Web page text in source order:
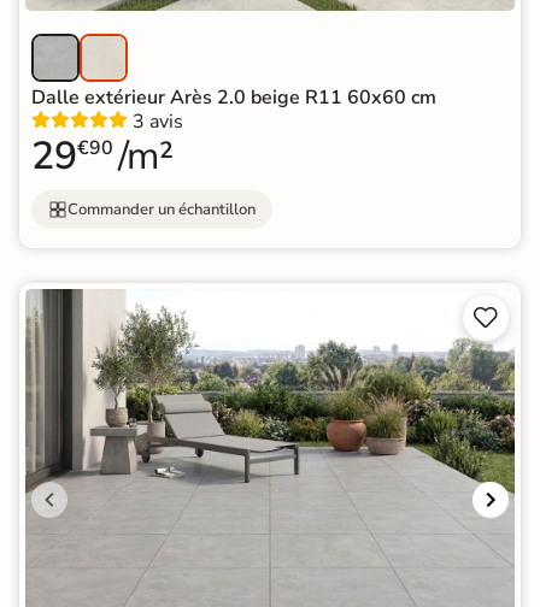
Dalle extérieur Arès 2.0 beige R11 60x60 cm
3 avis
29€90 /m²
Commander un échantillon

